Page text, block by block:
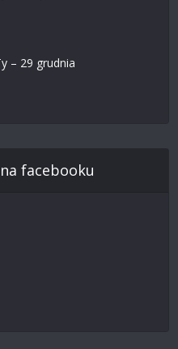
– 29 grudnia
facebooku